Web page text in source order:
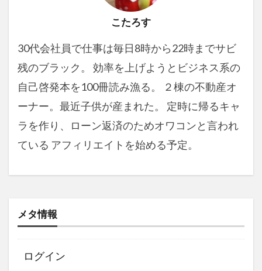
こたろす
30代会社員で仕事は毎日8時から22時までサビ
残のブラック。 効率を上げようとビジネス系の
自己啓発本を100冊読み漁る。 ２棟の不動産オ
ーナー。最近子供が産まれた。 定時に帰るキャ
ラを作り、ローン返済のためオワコンと言われ
ている アフィリエイトを始める予定。
メタ情報
ログイン